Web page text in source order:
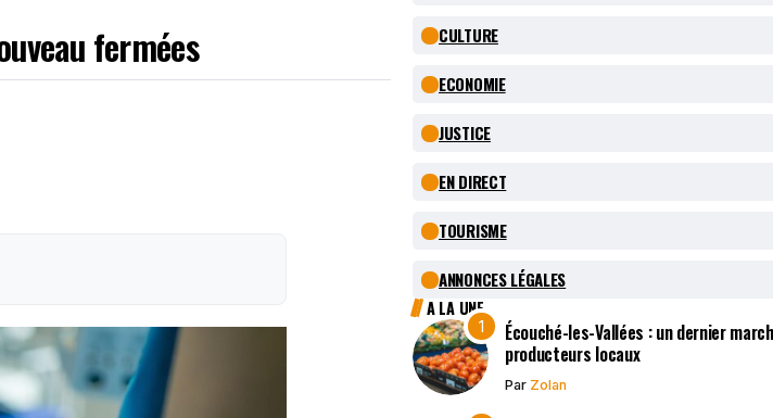
fermées CULTURE
ECONOMIE
JUSTICE
EN DIRECT
TOURISME
ANNONCES LÉGALES
A LA UNE
Écouché-les-Vallées : un dernier
producteurs locaux
Par Zolan